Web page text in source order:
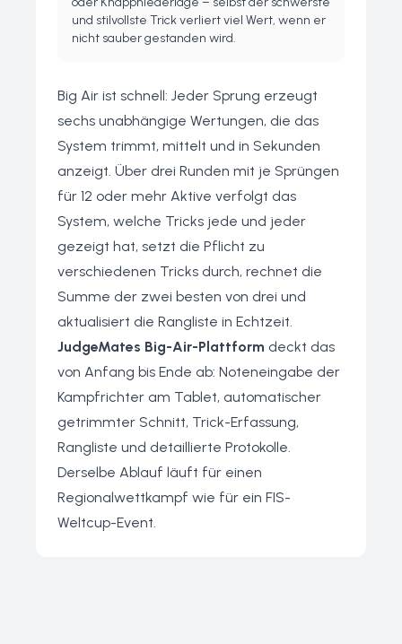
und stilvollste Trick verliert viel Wert, wenn er
nicht sauber gestanden wird.
Big Air ist schnell: Jeder Sprung erzeugt
sechs unabhängige Wertungen, die das
System trimmt, mittelt und in Sekunden
anzeigt. Über drei Runden mit je Sprüngen
für 12 oder mehr Aktive verfolgt das
System, welche Tricks jede und jeder
gezeigt hat, setzt die Pflicht zu
verschiedenen Tricks durch, rechnet die
Summe der zwei besten von drei und
aktualisiert die Rangliste in Echtzeit.
JudgeMates Big-Air-Plattform deckt das
von Anfang bis Ende ab: Noteneingabe der
Kampfrichter am Tablet, automatischer
getrimmter Schnitt, Trick-Erfassung,
Rangliste und detaillierte Protokolle.
Derselbe Ablauf läuft für einen
Regionalwettkampf wie für ein FIS-
Weltcup-Event.